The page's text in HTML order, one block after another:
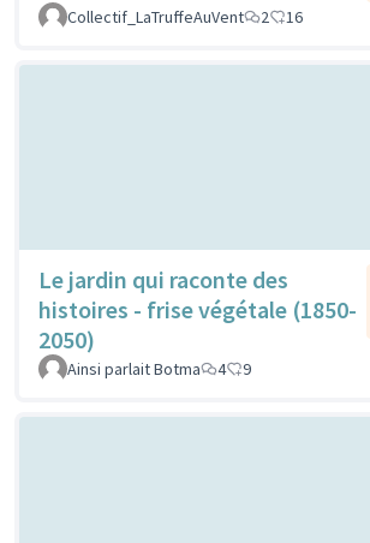
Collectif_LaTruffeAuVent
2 16
Le jardin qui raconte des
histoires - frise végétale (1850-
2050)
Ainsi parlait Botma 4 9